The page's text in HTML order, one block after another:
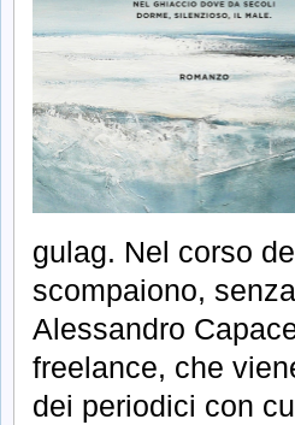
gulag. Nel corso
scompaiono,
Alessandro
freelance, che
dei periodici con